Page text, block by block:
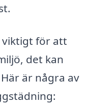
viktigt för att
det kan
är några av